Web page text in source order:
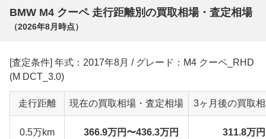
BMW M4 クーペ 走行距離別の買取相場・査定相場
（2026年8月 時点）
[査定条件] 年式：2017年8月 / グレード：M4 クーペ_RHD
(M DCT_3.0)
走行距離 現在の買取相場・査定相場 3ヶ月後の買取
0.5万km 366.9万円〜436.3万円 311.8万